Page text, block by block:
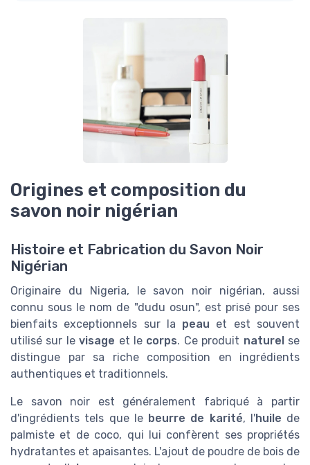
Origines et composition du
savon noir nigérian
Histoire et Fabrication du Savon Noir
Nigérian
Originaire du Nigeria, le savon noir nigérian, aussi
connu sous le nom de "dudu osun", est prisé pour ses
bienfaits exceptionnels sur la peau et est souvent
utilisé sur levisage et le corps. Ce produit naturelse
distingue par sa riche composition en ingrédients
authentiques et traditionnels.
Le savon noir est généralement fabriqué à partir
d'ingrédients tels que le beurre de karité, l'huile de
palmiste et de coco, qui lui confèrent ses propriétés
hydratantes et apaisantes. L'ajout de poudre de bois de